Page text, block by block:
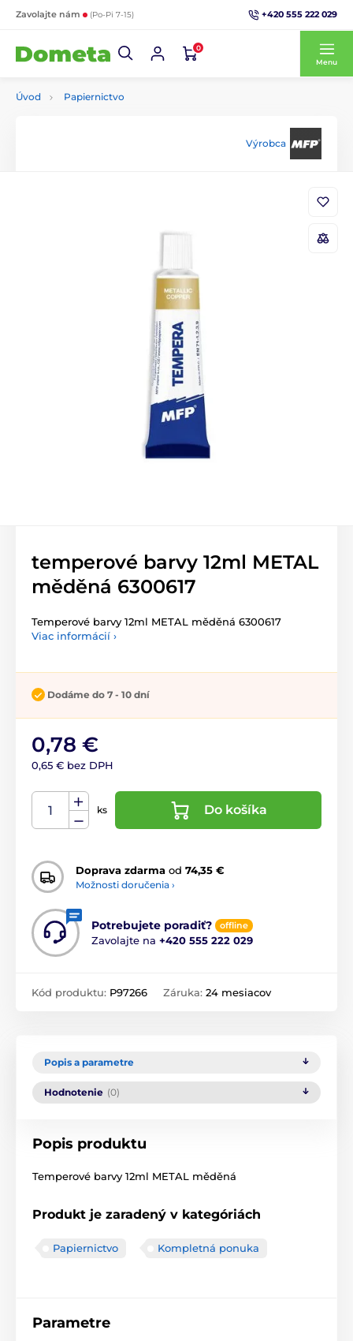
Zavolajte nám (Po-Pi 7-15) +420 555 222 029
0
Menu
Úvod Papiernictvo
Výrobca
temperové barvy 12ml METAL
měděná 6300617
Temperové barvy 12ml METAL měděná 6300617
Viac informácií ›
Dodáme do 7 - 10 dní
0,78 €
0,65 € bez DPH
ks Do košíka
Doprava zdarma od 74,35 €
Možnosti doručenia ›
Potrebujete poradiť? offline
Zavolajte na +420 555 222 029
Kód produktu: P97266 Záruka: 24 mesiacov
Popis a parametre
Hodnotenie (0)
Popis produktu
Temperové barvy 12ml METAL měděná
Produkt je zaradený v kategóriách
Papiernictvo Kompletná ponuka
Parametre